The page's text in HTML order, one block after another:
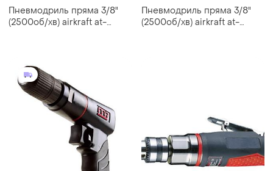
Пневмодриль пряма 3/8"
(2500об/хв) airkraft at-
Пневмодриль пряма 3/8"
(2500об/хв) airkraft at-